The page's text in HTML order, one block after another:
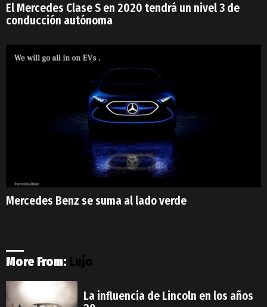
El Mercedes Clase S en 2020 tendrá un nivel 3 de
conducción autónoma
Mercedes Benz se suma al lado verde
More From: Lujo
La influencia de Lincoln en los años